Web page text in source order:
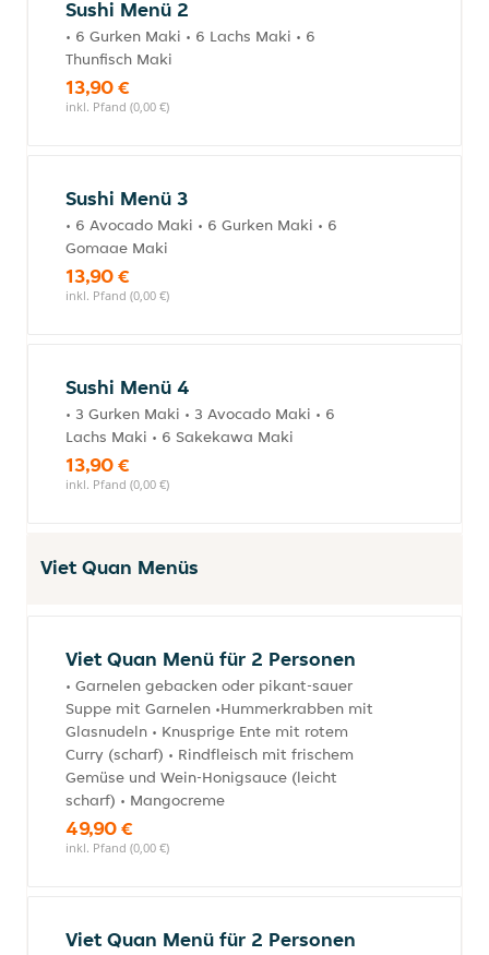
Sushi Menü 2
• 6 Gurken Maki • 6 Lachs Maki • 6
Thunfisch Maki
13,90 €
inkl. Pfand (0,00 €)
Sushi Menü 3
• 6 Avocado Maki • 6 Gurken Maki • 6
Gomaae Maki
13,90 €
inkl. Pfand (0,00 €)
Sushi Menü 4
• 3 Gurken Maki • 3 Avocado Maki • 6
Lachs Maki • 6 Sakekawa Maki
13,90 €
inkl. Pfand (0,00 €)
Viet Quan Menüs
Viet Quan Menü für 2 Personen
• Garnelen gebacken oder pikant-sauer
Suppe mit Garnelen •Hummerkrabben mit
Glasnudeln • Knusprige Ente mit rotem
Curry (scharf) • Rindfleisch mit frischem
Gemüse und Wein-Honigsauce (leicht
scharf) • Mangocreme
49,90 €
inkl. Pfand (0,00 €)
Viet Quan Menü für 2 Personen